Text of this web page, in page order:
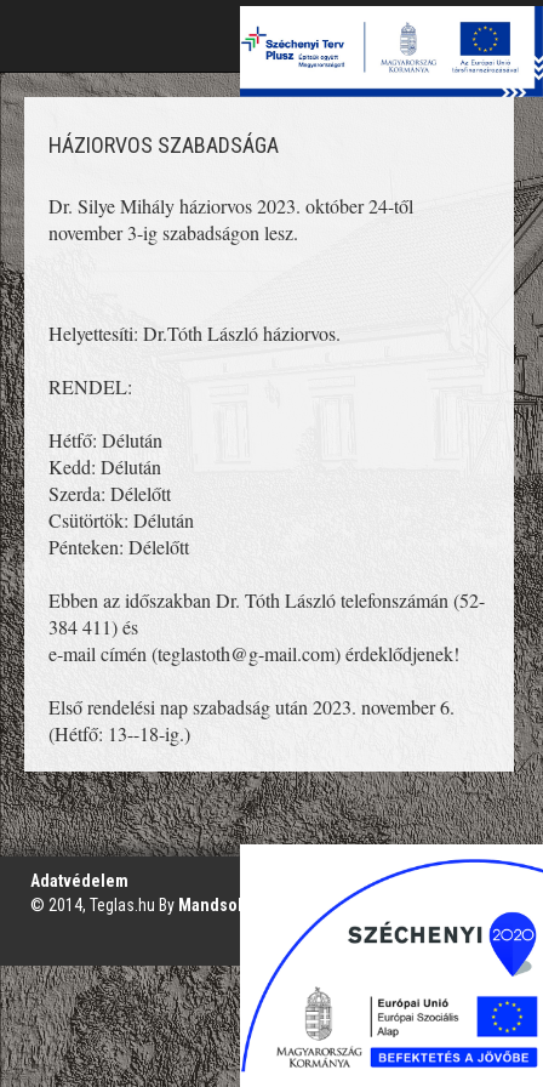
HÁZIORVOS SZABADSÁGA
Dr. Silye Mihály háziorvos 2023. október 24-től
november 3-ig szabadságon lesz.
Helyettesíti: Dr.Tóth László háziorvos.
RENDEL:
Hétfő: Délután
Kedd: Délután
Szerda: Délelőtt
Csütörtök: Délután
Pénteken: Délelőtt
Ebben az időszakban Dr. Tóth László telefonszámán (52-
384 411) és
e-mail címén (teglastoth@g-mail.com) érdeklődjenek!
Első rendelési nap szabadság után 2023. november 6.
(Hétfő: 13--18-ig.)
';
Adatvédelem
© 2014, Teglas.hu By Mandsol.com
VAKBARÁT VERZIÓ